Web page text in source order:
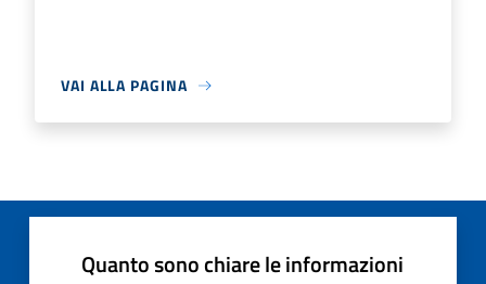
VAI ALLA PAGINA
Quanto sono chiare le informazioni